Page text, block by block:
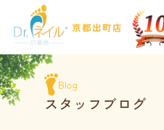
Blog
スタッフブログ